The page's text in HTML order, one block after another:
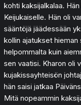
kohti kaksijalkalaa.
Keijukaiselle. Hän oli
sääntöjä jäädessään
kollin ajatukset
helpommalta kuin
sen vaatisi. Kharon oli
kujakissayhteisön
hän saisi jatkaa
Mitä nopeammin